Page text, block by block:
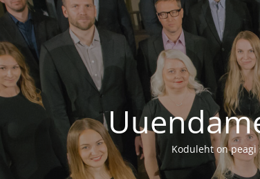
Koduleht on peagi